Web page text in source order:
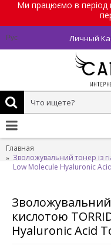
Ми працюємо в період
Рус Личный
Главная
Зволожувальний тонер із
Low Molecule Hyaluronic
кислотою
Hyaluronic Acid